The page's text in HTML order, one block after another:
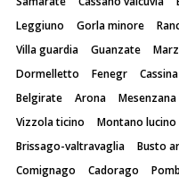
Leggiuno
Gorla minore
Villa guardia
Guanzate
Dormelletto
Fenegr
Belgirate
Arona Mesenzana
Vizzola ticino
Montano lucino
Brissago-valtravaglia
Busto
Comignago
Cadorago